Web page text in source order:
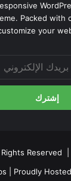
Packed with
your
| Proudly